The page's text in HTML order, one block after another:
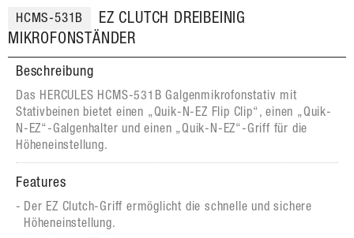
HCMS-531B
EZ CLUTCH DREIBEINIG
MIKROFONSTÄNDER
Beschreibung
Das HERCULES HCMS-531B Galgenmikrofonstativ mit
Stativbeinen bietet einen „Quik-N-EZ Flip Clip“, einen „Quik-
N-EZ“-Galgenhalter und einen „Quik-N-EZ“-Griff für die
Höheneinstellung.
Features
Der EZ Clutch-Griff ermöglicht die schnelle und sichere
Höheneinstellung.